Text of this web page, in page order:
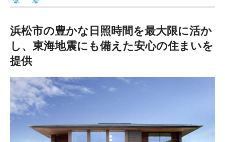
浜松市の豊かな日照時間を最大限に活か
し、東海地震にも備えた安心の住まいを
提供